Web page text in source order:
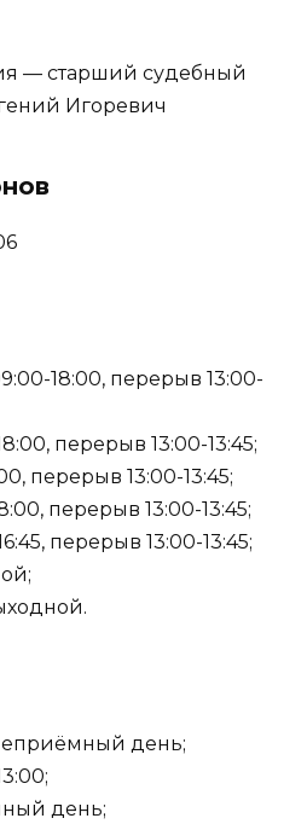
— старший судебный
Игоревич
18:00, перерыв 13:00-
перерыв 13:00-13:45;
перерыв 13:00-13:45;
перерыв 13:00-13:45;
перерыв 13:00-13:45;
день;
день;